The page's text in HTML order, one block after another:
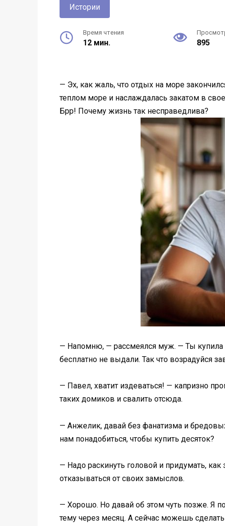
Истории
Время чтения
12 мин. 895
— Эх, как жаль, что отдых на море
теплом море и наслаждалась закатом в
Брр! Почему жизнь так несправедлива?
— Напомню, — рассмеялся муж. — Ты купила
бесплатно не выдали. Так что возрадуйся
— Павел, хватит издеваться! — капризно
таких домиков и свалить отсюда.
— Анжелик, давай без фанатизма и
нам понадобиться, чтобы купить десяток?
— Надо раскинуть головой и придумать,
отказываться от своих замыслов.
— Хорошо. Но давай об этом чуть позже. Я
тему через месяц. А сейчас можешь